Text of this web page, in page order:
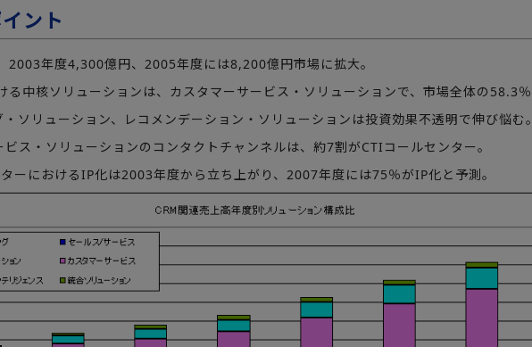
ント
年度4,300億円、2005年度には8,200億円市場に拡大。
中核ソリューションは、カスタマーサービス・ソリューションで、市場全体の58.3％
ソリューション、レコメンデーション・ソリューションは投資効果不透明で伸び悩む。
ス・ソリューションのコンタクトチャンネルは、約7割がCTIコールセンター。
ーにおけるIP化は2003年度から立ち上がり、2007年度には75％がIP化と予測。